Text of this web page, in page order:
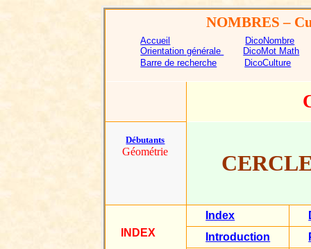
NOMBRES –
Accueil
DicoNombre
Orientation générale
DicoMot Math
Barre de recherche
DicoCulture
Débutants
Géométrie
INDEX
Index
Introduction